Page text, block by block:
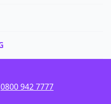
0800 942 7777